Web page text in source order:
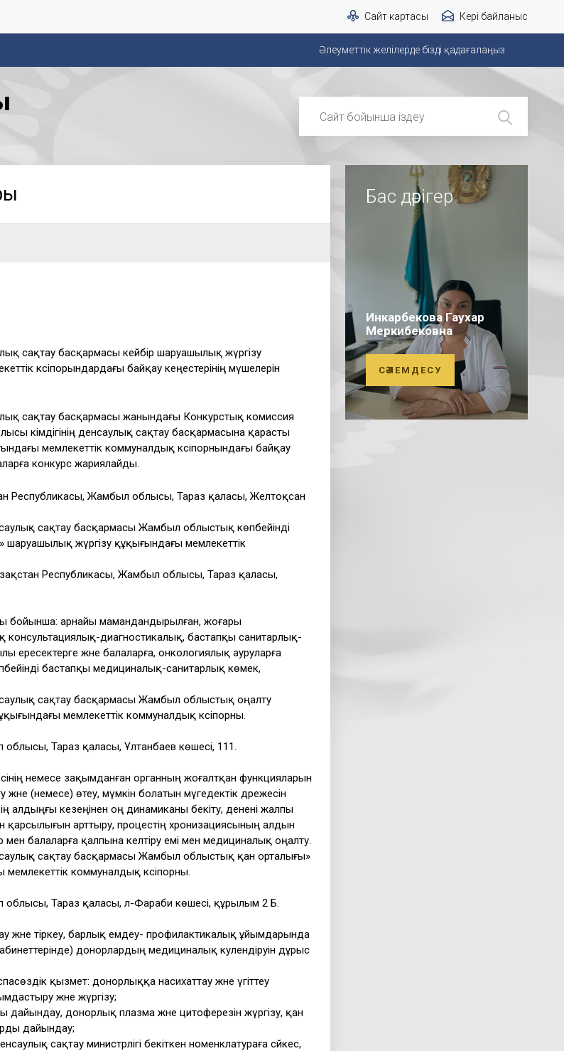
Сайт картасы Кері байланыс
Әлеуметтік желілерде бізді қадағалаңыз
сақтау басқармасы кейбір шаруашылық жүргізу
кәсіпорындардағы байқау кеңестерінің мүшелерін
сақтау басқармасы жанындағы Конкурстық комиссия
әкімдігінің денсаулық сақтау басқармасына қарасты
мемлекеттік коммуналдық кәсіпорнындағы байқау
конкурс жариялайды.
Республикасы, Жамбыл облысы, Тараз қаласы, Желтоқсан
сақтау басқармасы Жамбыл облыстық көпбейінді
шаруашылық жүргізу құқығындағы мемлекеттік
Республикасы, Жамбыл облысы, Тараз қаласы,
бойынша: арнайы мамандандырылған, жоғары
диагностикалық, бастапқы санитарлық-
ересектерге және балаларға, онкологиялық ауруларға
бастапқы медициналық-санитарлық көмек,
сақтау басқармасы Жамбыл облыстық оңалту
мемлекеттік коммуналдық кәсіпорны.
Тараз қаласы, Ұлтанбаев көшесі, 111.
немесе зақымданған органның жоғалтқан функцияларын
(немесе) өтеу, мүмкін болатын мүгедектік дәрежесін
алдыңғы кезеңінен оң динамиканы бекіту, денені жалпы
арттыру, процестің хронизациясының алдын
балаларға қалпына келтіру емі мен медициналық оңалту.
сақтау басқармасы Жамбыл облыстық қан орталығы»
коммуналдық кәсіпорны.
Тараз қаласы, әл-Фараби көшесі, құрылым 2 Б.
және тіркеу, барлық емдеу- профилактикалық ұйымдарында
донорлардың медициналық куәлендіруін дұрыс
қызмет: донорлыққа насихаттау және үгіттеу
және жүргізу;
дайындау, донорлық плазма және цитоферезін жүргізу, қан
дайындау;
сақтау министрлігі бекіткен номенклатураға сәйкес,
Бас дәрігер
Инкарбекова Гаухар
Меркибековна
СӘЛЕМДЕСУ